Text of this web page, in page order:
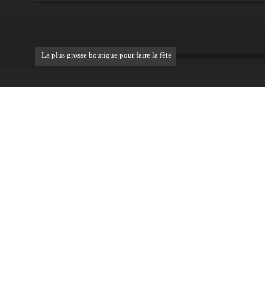
La plus grosse boutique pour faire la fête